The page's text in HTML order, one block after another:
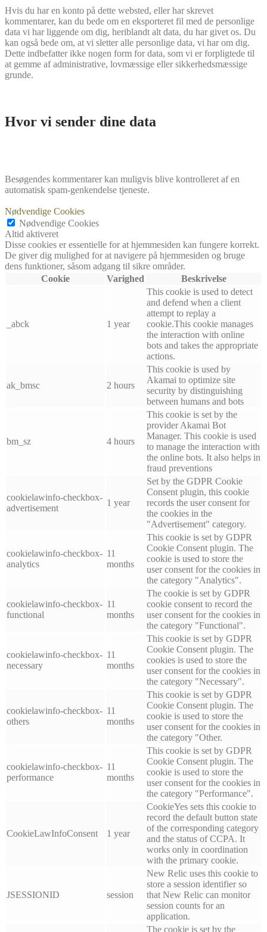
Hvis du har en konto på dette websted, eller har skrevet
kommentarer, kan du bede om en eksporteret fil med de personlige
data vi har liggende om dig, heriblandt alt data, du har givet os. Du
kan også bede om, at vi sletter alle personlige data, vi har om dig.
Dette indbefatter ikke nogen form for data, som vi er forpligtede til
at gemme af administrative, lovmæssige eller sikkerhedsmæssige
grunde.
Hvor vi sender dine data
Besøgendes kommentarer kan muligvis blive kontrolleret af en
automatisk spam-genkendelse tjeneste.
Nødvendige Cookies
Nødvendige Cookies
Altid aktiveret
Disse cookies er essentielle for at hjemmesiden kan fungere korrekt.
De giver dig mulighed for at navigere på hjemmesiden og bruge
dens funktioner, såsom adgang til sikre områder.
Cookie
Varighed Beskrivelse
_abck 1 year
This cookie is used to detect
and defend when a client
attempt to replay a
cookie.This cookie manages
the interaction with online
bots and takes the appropriate
actions.
ak_bmsc 2 hours
This cookie is used by
Akamai to optimize site
security by distinguishing
between humans and bots
bm_sz 4 hours
This cookie is set by the
provider Akamai Bot
Manager. This cookie is used
to manage the interaction with
the online bots. It also helps in
fraud preventions
cookielawinfo-checkbox-
advertisement
1 year
Set by the GDPR Cookie
Consent plugin, this cookie
records the user consent for
the cookies in the
"Advertisement" category.
cookielawinfo-checkbox-
analytics
11
months
This cookie is set by GDPR
Cookie Consent plugin. The
cookie is used to store the
user consent for the cookies in
the category "Analytics".
cookielawinfo-checkbox-
functional
11
months
The cookie is set by GDPR
cookie consent to record the
user consent for the cookies in
the category "Functional".
cookielawinfo-checkbox-
necessary
11
months
This cookie is set by GDPR
Cookie Consent plugin. The
cookies is used to store the
user consent for the cookies in
the category "Necessary".
cookielawinfo-checkbox-
others
11
months
This cookie is set by GDPR
Cookie Consent plugin. The
cookie is used to store the
user consent for the cookies in
the category "Other.
cookielawinfo-checkbox-
performance
11
months
This cookie is set by GDPR
Cookie Consent plugin. The
cookie is used to store the
user consent for the cookies in
the category "Performance".
CookieLawInfoConsent 1 year
CookieYes sets this cookie to
record the default button state
of the corresponding category
and the status of CCPA. It
works only in coordination
with the primary cookie.
JSESSIONID session
New Relic uses this cookie to
store a session identifier so
that New Relic can monitor
session counts for an
application.
The cookie is set by the